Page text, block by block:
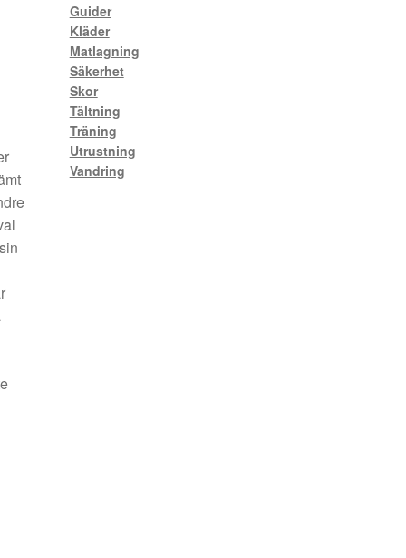
Guider
Kläder
Matlagning
Säkerhet
Skor
Tältning
Träning
Utrustning
Vandring